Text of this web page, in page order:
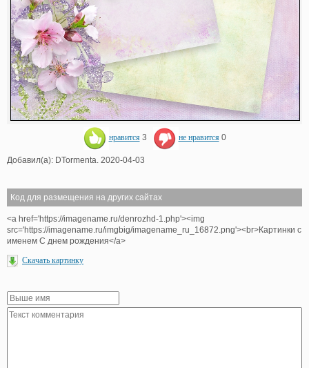
нравится 3 не нравится 0
Добавил(а): DTormenta. 2020-04-03
Код для размещения на других сайтах
<a href='https://imagename.ru/denrozhd-1.php'><img
src='https://imagename.ru/imgbig/imagename_ru_16872.png'><br>Картинки с
именем С днем рождения</a>
Скачать картинку